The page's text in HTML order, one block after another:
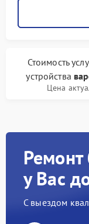
Стоимость
устройства
Цена
Ремонт
у Вас
С выездом